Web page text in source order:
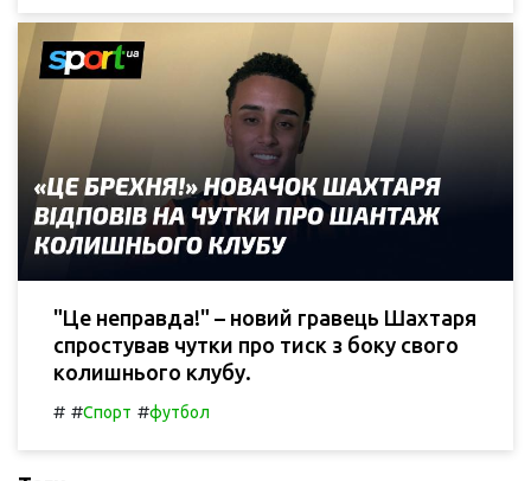
"Це неправда!" – новий гравець Шахтаря
спростував чутки про тиск з боку свого
колишнього клубу.
# #Спорт #футбол